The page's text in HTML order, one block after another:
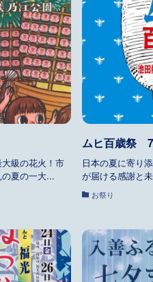
級の花火！市
夏の一大...
ムヒ百歳祭
日本の夏に寄り
が届ける感謝と
お祭り